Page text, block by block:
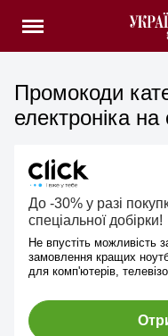
Промокоди
електроніка
До -30% у разі
спеціальної добірки!
Не впустіть можливість
замовлення кращих
для комп'ютерів,